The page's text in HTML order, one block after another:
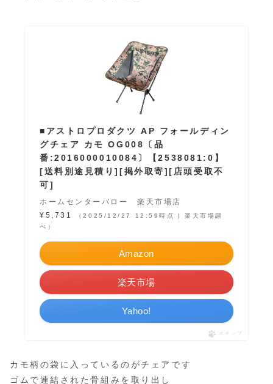
■アストロプロダクツ AP フォールディン
グチェア カモ OG008〔品
番:2016000010084〕【2538081:0】
[送料別途見積り][掲外取寄][店頭受取不
可]
ホームセンターバロー 楽天市場店
¥5,731
（2025/12/27 12:59時点 | 楽天市場調
べ）
Amazon
楽天市場
Yahoo!
ポチップ
カモ柄の袋に入っているのがチェアです
ゴムで連結された骨組みを取り出し